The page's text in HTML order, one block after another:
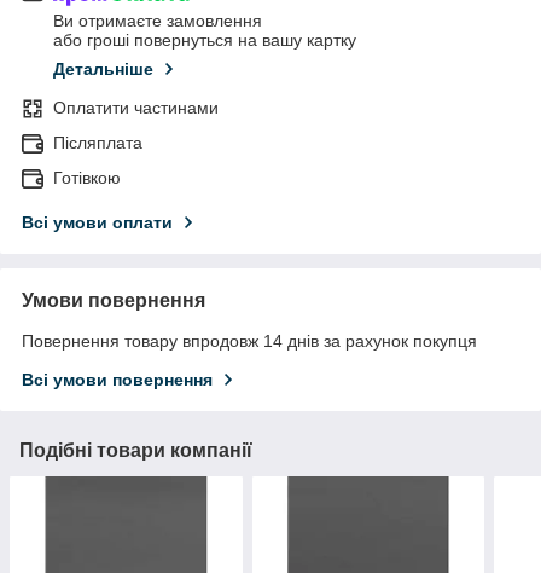
Ви отримаєте замовлення
або гроші повернуться на вашу картку
Детальніше
Оплатити частинами
Післяплата
Готівкою
Всі умови оплати
Умови повернення
Повернення товару впродовж 14 днів за рахунок покупця
Всі умови повернення
Подібні товари компанії